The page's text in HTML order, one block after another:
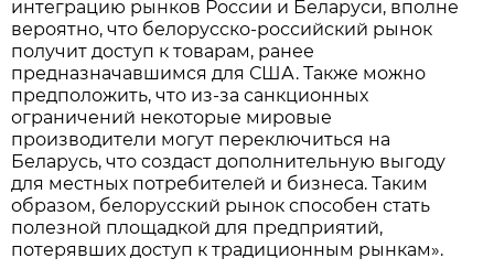
интеграцию рынков России и Беларуси, вполне
вероятно, что белорусско-российский рынок
получит доступ к товарам, ранее
предназначавшимся для США. Также можно
предположить, что из-за санкционных
ограничений некоторые мировые
производители могут переключиться на
Беларусь, что создаст дополнительную выгоду
для местных потребителей и бизнеса. Таким
образом, белорусский рынок способен стать
полезной площадкой для предприятий,
потерявших доступ к традиционным рынкам».